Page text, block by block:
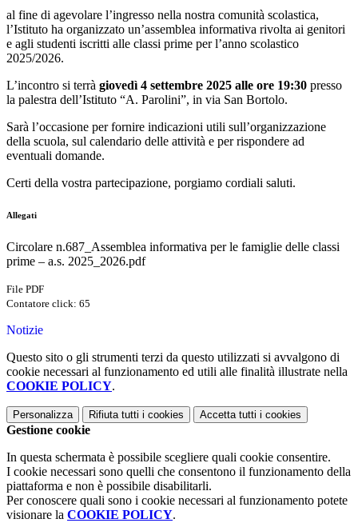
al fine di agevolare l’ingresso nella nostra comunità scolastica,
l’Istituto ha organizzato un’assemblea informativa rivolta ai genitori
e agli studenti iscritti alle classi prime per l’anno scolastico
2025/2026.
L’incontro si terrà giovedì 4 settembre 2025 alle ore 19:30 presso
la palestra dell’Istituto “A. Parolini”, in via San Bortolo.
Sarà l’occasione per fornire indicazioni utili sull’organizzazione
della scuola, sul calendario delle attività e per rispondere ad
eventuali domande.
Certi della vostra partecipazione, porgiamo cordiali saluti.
Allegati
Circolare n.687_Assemblea informativa per le famiglie delle classi
prime – a.s. 2025_2026.pdf
File PDF
Contatore click: 65
Notizie
Questo sito o gli strumenti terzi da questo utilizzati si avvalgono di
cookie necessari al funzionamento ed utili alle finalità illustrate nella
COOKIE POLICY.
Personalizza Rifiuta tutti i cookies Accetta tutti i cookies
Gestione cookie
In questa schermata è possibile scegliere quali cookie consentire.
I cookie necessari sono quelli che consentono il funzionamento della
piattaforma e non è possibile disabilitarli.
Per conoscere quali sono i cookie necessari al funzionamento potete
visionare la COOKIE POLICY.